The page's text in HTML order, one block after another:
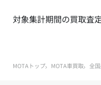
対象集計期間の買取査
MOTAトップ MOTA車買取 全国